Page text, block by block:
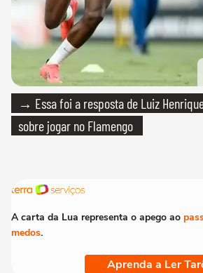
→ Essa foi a resposta de Luiz
sobre jogar no Flamengo
A carta da Lua representa o apego ao
medos.
Aprenda a Ler